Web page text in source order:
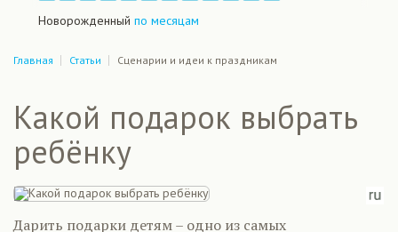
Новорожденный по месяцам
Главная Статьи Сценарии и идеи к праздникам
Какой подарок выбрать
ребёнку
Дарить подарки детям – одно из самых